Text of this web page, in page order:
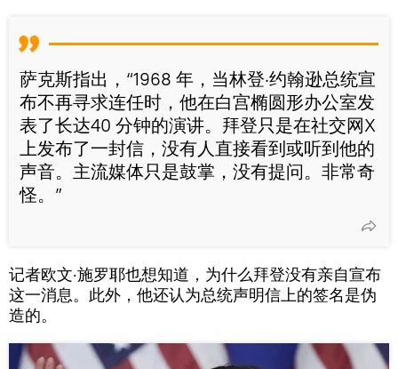
萨克斯指出，“1968 年，当林登·约翰逊总统宣
布不再寻求连任时，他在白宫椭圆形办公室发
表了长达40 分钟的演讲。拜登只是在社交网X
上发布了一封信，没有人直接看到或听到他的
声音。主流媒体只是鼓掌，没有提问。非常奇
怪。”
记者欧文·施罗耶也想知道，为什么拜登没有亲自宣布
这一消息。此外，他还认为总统声明信上的签名是伪
造的。